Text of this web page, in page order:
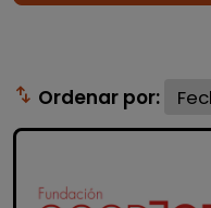
swap_vert Ordenar por: